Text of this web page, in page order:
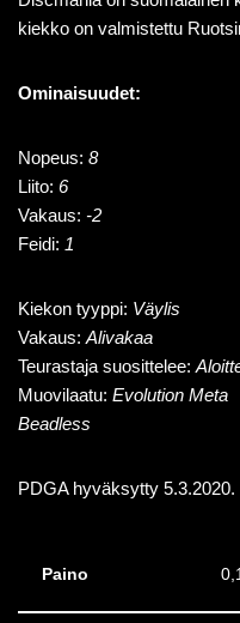
kiekko on valmistettu
Ominaisuudet:
Nopeus: 8
Liito: 6
Vakaus: -2
Feidi: 1
Kiekon tyyppi: Väylis
Vakaus: Alivakaa
Teurastaja suosittelee:
Muovilaatu: Evolution Meta
Beadless
PDGA hyväksytty 5.3.2020.
Paino